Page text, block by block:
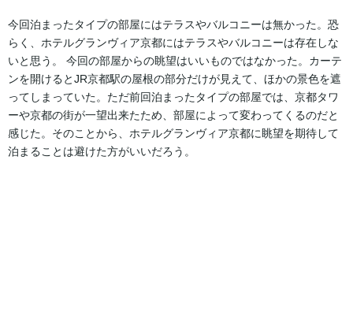
今回泊まったタイプの部屋にはテラスやバルコニーは無かった。恐
らく、ホテルグランヴィア京都にはテラスやバルコニーは存在しな
いと思う。 今回の部屋からの眺望はいいものではなかった。カーテ
ンを開けるとJR京都駅の屋根の部分だけが見えて、ほかの景色を遮
ってしまっていた。ただ前回泊まったタイプの部屋では、京都タワ
ーや京都の街が一望出来たため、部屋によって変わってくるのだと
感じた。そのことから、ホテルグランヴィア京都に眺望を期待して
泊まることは避けた方がいいだろう。